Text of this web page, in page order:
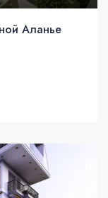
Аланье